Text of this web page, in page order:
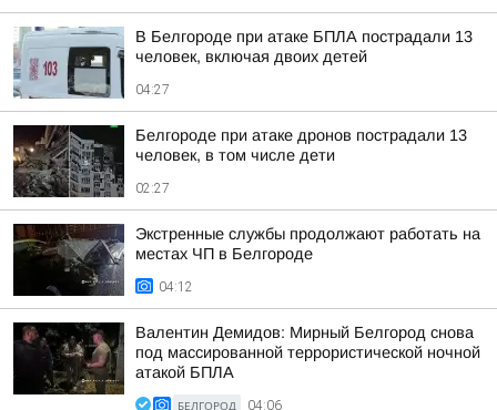
В Белгороде при атаке БПЛА пострадали 13
человек, включая двоих детей
04:27
Белгороде при атаке дронов пострадали 13
человек, в том числе дети
02:27
Экстренные службы продолжают работать на
местах ЧП в Белгороде
04:12
Валентин Демидов: Мирный Белгород снова
под массированной террористической ночной
атакой БПЛА
БЕЛГОРОД 04:06